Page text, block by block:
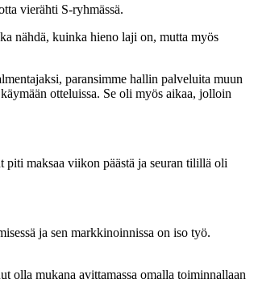
vierähti S-ryhmässä.
nähdä, kuinka hieno laji on, mutta myös
paransimme hallin palveluita muun
otteluissa. Se oli myös aikaa, jolloin
piti maksaa viikon päästä ja seuran tilillä oli
ja sen markkinoinnissa on iso työ.
olla mukana avittamassa omalla toiminnallaan